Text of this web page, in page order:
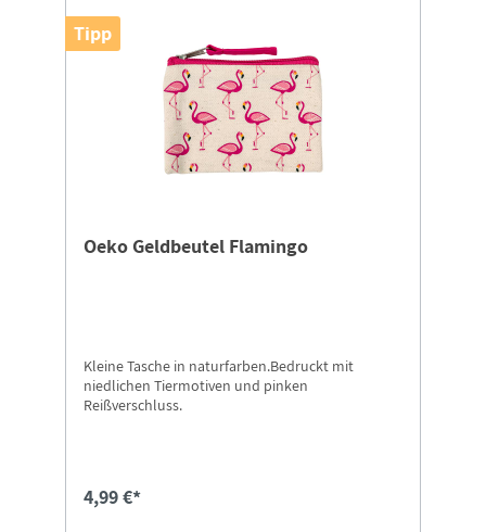
Tipp
Oeko Geldbeutel Flamingo
Kleine Tasche in naturfarben.Bedruckt mit
niedlichen Tiermotiven und pinken
Reißverschluss.
4,99 €*